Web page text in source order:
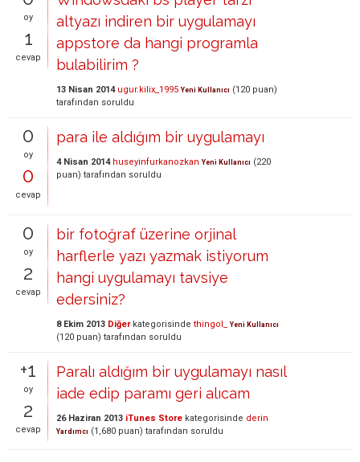
oy
1
cevap
altyazı indiren bir uygulamayı
appstore da hangi programla
bulabilirim ?
13 Nisan 2014 ugur.kilix_1995 Yeni Kullanıcı (120 puan)
tarafından soruldu
0
oy
0
cevap
para ile aldığım bir uygulamayı
4 Nisan 2014 huseyinfurkanozkan Yeni Kullanıcı (220
puan) tarafından soruldu
0
oy
2
cevap
bir fotoğraf üzerine orjinal
harflerle yazı yazmak istiyorum
hangi uygulamayı tavsiye
edersiniz?
8 Ekim 2013 Diğerkategorisinde thingol_ Yeni Kullanıcı
(120 puan) tarafından soruldu
+1
oy
2
cevap
Paralı aldığım bir uygulamayı nasıl
iade edip paramı geri alıcam
26 Haziran 2013 iTunes Store kategorisinde derin
Yardımcı (1,680 puan) tarafından soruldu